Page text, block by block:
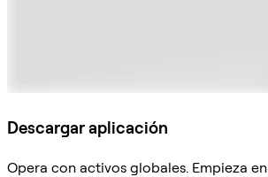
Descargar aplicación
Opera con activos globales. Empieza